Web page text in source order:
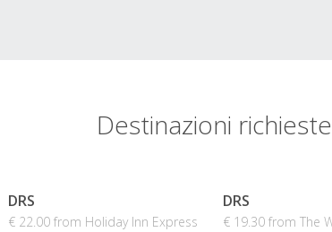
Destinazioni richieste
DRS
€ 22.00 from Holiday Inn Express
DRS
€ 19.30 from The